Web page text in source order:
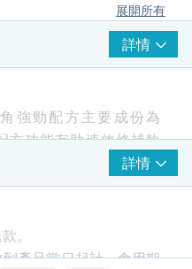
展開所有
詳情
強勁配方主要成份為
方功能有助速效修補軟
痛楚，預防關節退化，
軟無力、行動不順、關
詳情
。
產品當日起計，食用期